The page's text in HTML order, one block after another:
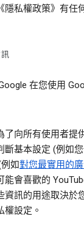
隱私權政策》有任
在您使用
了向所有使用者提
斷基本設定 (例如
如對您最實用的
能會喜歡的
資訊的用途取決於
權設定。